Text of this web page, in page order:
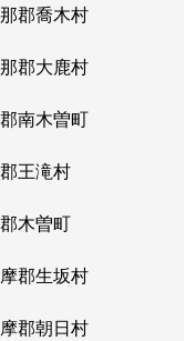
郡喬木村
郡大鹿村
南木曽町
王滝村
木曽町
郡生坂村
郡朝日村